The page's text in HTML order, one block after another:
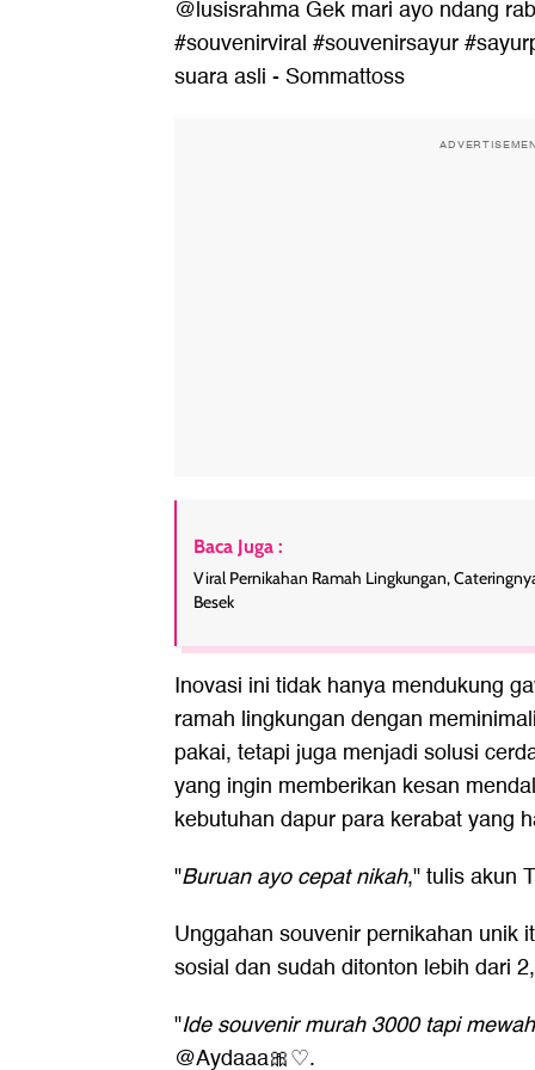
@lusisrahmaGek mari ayo ndang
#souvenirviral #souvenirsayur
suara asli - Sommattoss
Baca Juga :
Viral Pernikahan Ramah Lingkungan,
Besek
Inovasi ini tidak hanya mendukung
ramah lingkungan dengan
pakai, tetapi juga menjadi solusi
yang ingin memberikan kesan
kebutuhan dapur para kerabat yang
"Buruan ayo cepat nikah," tulis akun
Unggahan souvenir pernikahan unik
sosial dan sudah ditonton lebih dari
"Ide souvenir murah 3000 tapi
@Aydaaa🎀♡.